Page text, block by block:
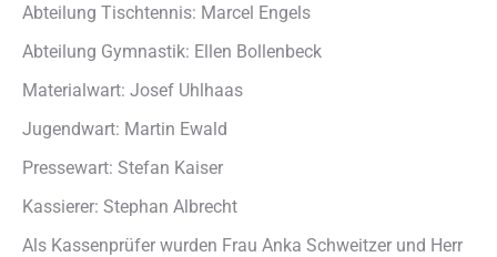
Abteilung Tischtennis: Marcel Engels
Abteilung Gymnastik: Ellen Bollenbeck
Materialwart: Josef Uhlhaas
Jugendwart: Martin Ewald
Pressewart: Stefan Kaiser
Kassierer: Stephan Albrecht
Als Kassenprüfer wurden Frau Anka Schweitzer und Herr